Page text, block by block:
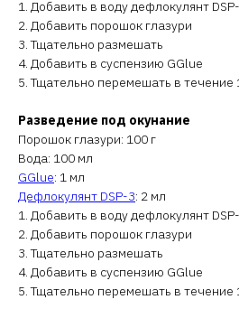
1. Добавить в воду дефлокулянт
2. Добавить порошок глазури
3. Тщательно размешать
4. Добавить в суспензию GGlue
5. Тщательно перемешать в течение
Разведение под окунание
Порошок глазури: 100 г
Вода: 100 мл
GGlue: 1 мл
Дефлокулянт DSP-3: 2 мл
1. Добавить в воду дефлокулянт
2. Добавить порошок глазури
3. Тщательно размешать
4. Добавить в суспензию GGlue
5. Тщательно перемешать в течение